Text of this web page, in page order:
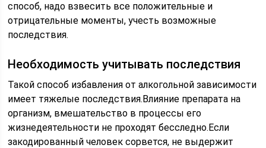
способ, надо взвесить все положительные и
отрицательные моменты, учесть возможные
последствия.
Необходимость учитывать последствия
Такой способ избавления от алкогольной зависимости
имеет тяжелые последствия.Влияние препарата на
организм, вмешательство в процессы его
жизнедеятельности не проходят бесследно.Если
закодированный человек сорвется, не выдержит